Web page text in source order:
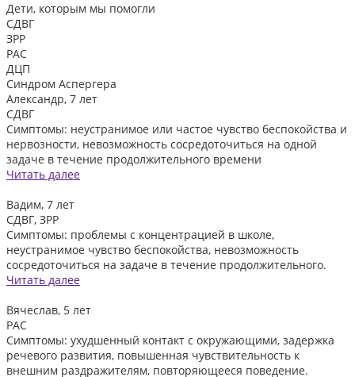
Дети, которым мы помогли
СДВГ
ЗРР
РАС
ДЦП
Синдром Аспергера
Александр, 7 лет
СДВГ
Симптомы: неустранимое или частое чувство беспокойства и
нервозности, невозможность сосредоточиться на одной
задаче в течение продолжительного времени
Читать далее
Вадим, 7 лет
СДВГ, ЗРР
Симптомы: проблемы с концентрацией в школе,
неустранимое чувство беспокойства, невозможность
сосредоточиться на задаче в течение продолжительного.
Читать далее
Вячеслав, 5 лет
РАС
Симптомы: ухудшенный контакт с окружающими, задержка
речевого развития, повышенная чувствительность к
внешним раздражителям, повторяющееся поведение.